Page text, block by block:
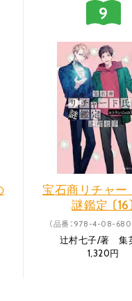
宝石商リチャー
謎鑑定 〔16〕
（品番：978-4-08-
辻村七子/著 集
1,320円